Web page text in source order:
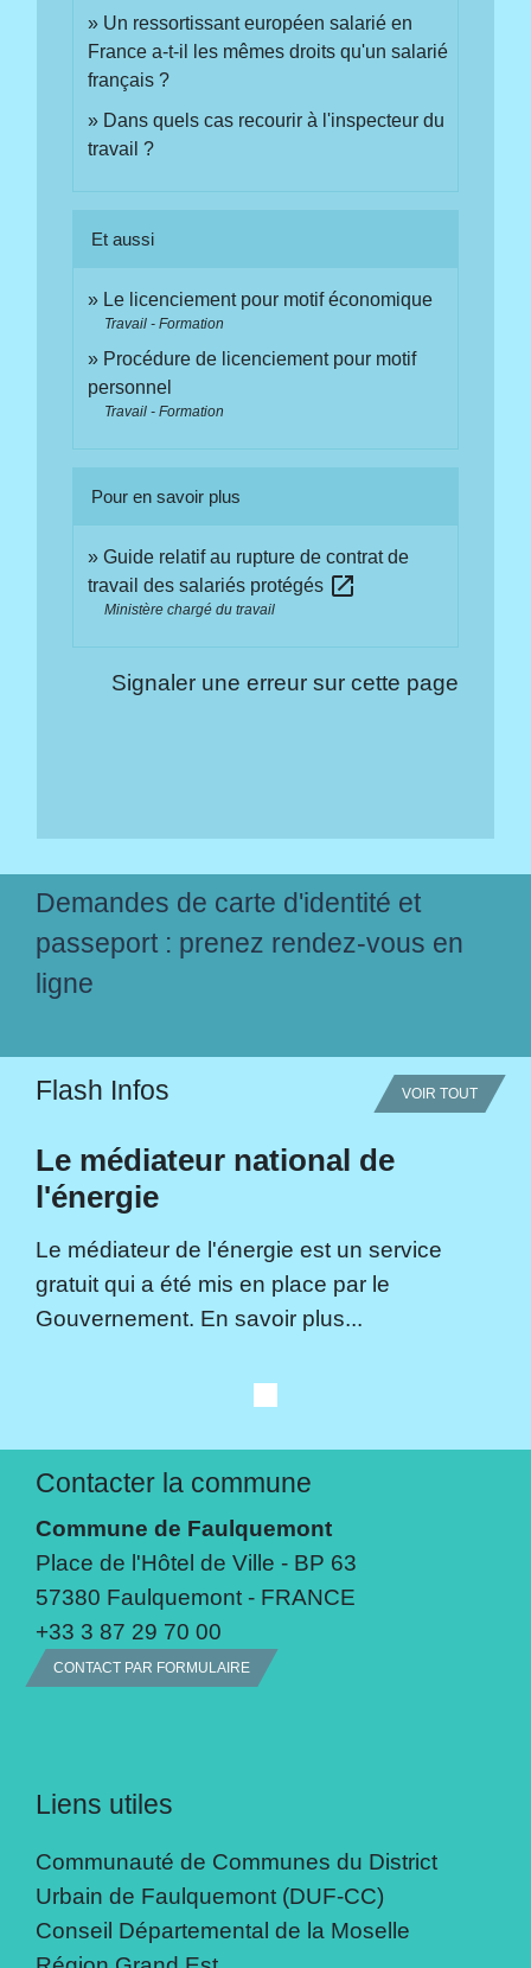
Un ressortissant européen salarié en
France a-t-il les mêmes droits qu'un salarié
français ?
Dans quels cas recourir à l'inspecteur du
travail ?
Et aussi
Le licenciement pour motif économique
Travail - Formation
Procédure de licenciement pour motif
personnel
Travail - Formation
Pour en savoir plus
Guide relatif au rupture de contrat de
travail des salariés protégés open_in_new
Ministère chargé du travail
Signaler une erreur sur cette page
Demandes de carte d'identité et
passeport : prenez rendez-vous en
ligne
Flash Infos VOIR TOUT
Le médiateur national de
l'énergie
Le médiateur de l'énergie est un service
gratuit qui a été mis en place par le
Gouvernement. En savoir plus...
Contacter la commune
Commune de Faulquemont
Place de l'Hôtel de Ville - BP 63
57380 Faulquemont - FRANCE
+33 3 87 29 70 00
CONTACT PAR FORMULAIRE
Liens utiles
Communauté de Communes du District
Urbain de Faulquemont (DUF-CC)
Conseil Départemental de la Moselle